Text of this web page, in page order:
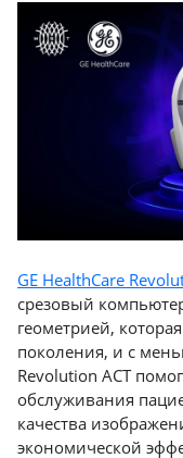
GE HealthCare
срезовый
геометрией,
поколения, и с
Revolution ACT
обслуживания
качества
экономической